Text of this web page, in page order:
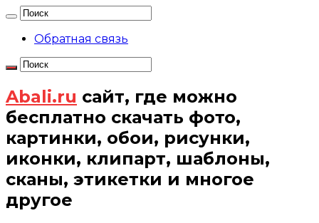
Обратная связь
Abali.ru сайт, где можно
бесплатно скачать фото,
картинки, обои, рисунки,
иконки, клипарт, шаблоны,
сканы, этикетки и многое
другое